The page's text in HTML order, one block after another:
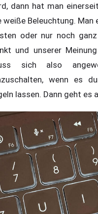
dann hat man
weiße Beleuchtung.
oder nur noch
und unserer
sich also
wenn es
lassen. Dann geht es